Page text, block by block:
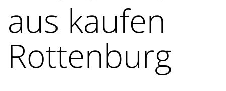
aus kaufen
Rottenburg